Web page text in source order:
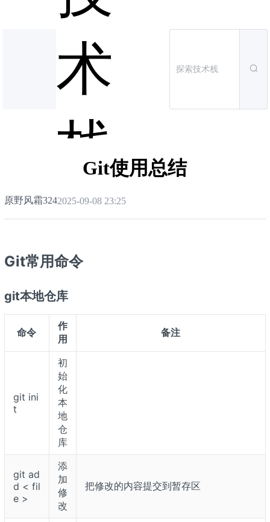
术
栈
Git使用总结
原野风霜3242025-09-08 23:25
Git常用命令
git本地仓库
命令
作
用
备注
git ini
t
初
始
化
本
地
仓
库
git ad
d < fil
e >
添
加
修
改
把修改的内容提交到暂存区